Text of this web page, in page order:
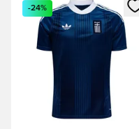
-24%